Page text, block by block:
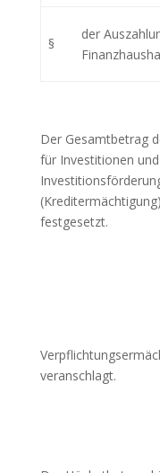
§
der
Der Gesamtbetrag
für Investitionen und
festgesetzt.
veranschlagt.